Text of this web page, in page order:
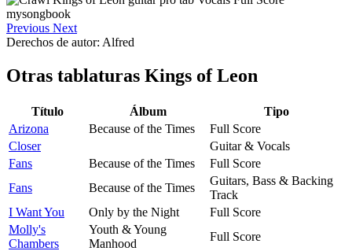
Previous Next
Derechos de autor: Alfred
Otras tablaturas Kings of Leon
Título Álbum
Tipo
Arizona
Because of the Times
Full Score
Closer
Guitar & Vocals
Fans
Because of the Times
Full Score
Fans
Because of the Times
Guitars, Bass & Backing
Track
I Want You
Only by the Night
Full Score
Molly's
Chambers
Youth & Young
Manhood
Full Score